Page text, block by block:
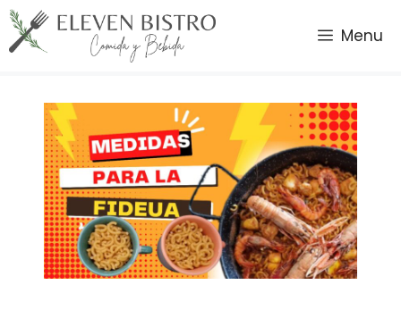
Saltar
al
contenido
Menu